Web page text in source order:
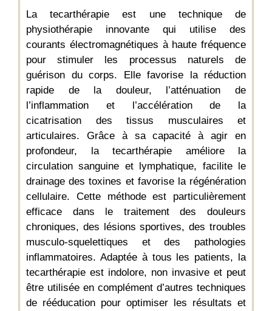
La tecarthérapie est une technique de
physiothérapie innovante qui utilise des
courants électromagnétiques à haute fréquence
pour stimuler les processus naturels de
guérison du corps. Elle favorise la réduction
rapide de la douleur, l’atténuation de
l’inflammation et l’accélération de la
cicatrisation des tissus musculaires et
articulaires. Grâce à sa capacité à agir en
profondeur, la tecarthérapie améliore la
circulation sanguine et lymphatique, facilite le
drainage des toxines et favorise la régénération
cellulaire. Cette méthode est particulièrement
efficace dans le traitement des douleurs
chroniques, des lésions sportives, des troubles
musculo-squelettiques et des pathologies
inflammatoires. Adaptée à tous les patients, la
tecarthérapie est indolore, non invasive et peut
être utilisée en complément d’autres techniques
de rééducation pour optimiser les résultats et